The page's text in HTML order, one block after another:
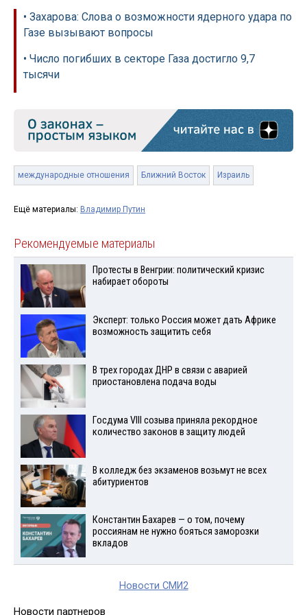
• Захарова: Слова о возможности ядерного удара по
Газе вызывают вопросы
• Число погибших в секторе Газа достигло 9,7
тысячи
международные отношения Ближний Восток Израиль
Ещё материалы: Владимир Путин
Рекомендуемые материалы
Протесты в Венгрии: политический кризис
набирает обороты
Эксперт: только Россия может дать Африке
возможность защитить себя
В трех городах ДНР в связи с аварией
приостановлена подача воды
Госдума VIII созыва приняла рекордное
количество законов в защиту людей
В колледж без экзаменов возьмут не всех
абитуриентов
Константин Бахарев — о том, почему
россиянам не нужно бояться заморозки
вкладов
Новости СМИ2
Новости партнеров